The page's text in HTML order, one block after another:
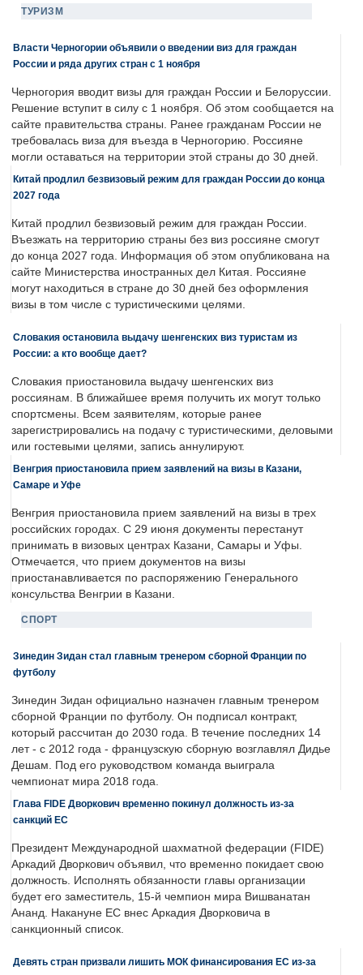
ТУРИЗМ
Власти Черногории объявили о введении виз для граждан
России и ряда других стран с 1 ноября
Черногория вводит визы для граждан России и Белоруссии.
Решение вступит в силу с 1 ноября. Об этом сообщается на
сайте правительства страны. Ранее гражданам России не
требовалась виза для въезда в Черногорию. Россияне
могли оставаться на территории этой страны до 30 дней.
Китай продлил безвизовый режим для граждан России до конца
2027 года
Китай продлил безвизовый режим для граждан России.
Въезжать на территорию страны без виз россияне смогут
до конца 2027 года. Информация об этом опубликована на
сайте Министерства иностранных дел Китая. Россияне
могут находиться в стране до 30 дней без оформления
визы в том числе с туристическими целями.
Словакия остановила выдачу шенгенских виз туристам из
России: а кто вообще дает?
Словакия приостановила выдачу шенгенских виз
россиянам. В ближайшее время получить их могут только
спортсмены. Всем заявителям, которые ранее
зарегистрировались на подачу с туристическими, деловыми
или гостевыми целями, запись аннулируют.
Венгрия приостановила прием заявлений на визы в Казани,
Самаре и Уфе
Венгрия приостановила прием заявлений на визы в трех
российских городах. С 29 июня документы перестанут
принимать в визовых центрах Казани, Самары и Уфы.
Отмечается, что прием документов на визы
приостанавливается по распоряжению Генерального
консульства Венгрии в Казани.
СПОРТ
Зинедин Зидан стал главным тренером сборной Франции по
футболу
Зинедин Зидан официально назначен главным тренером
сборной Франции по футболу. Он подписал контракт,
который рассчитан до 2030 года. В течение последних 14
лет - с 2012 года - французскую сборную возглавлял Дидье
Дешам. Под его руководством команда выиграла
чемпионат мира 2018 года.
Глава FIDE Дворкович временно покинул должность из-за
санкций ЕС
Президент Международной шахматной федерации (FIDE)
Аркадий Дворкович объявил, что временно покидает свою
должность. Исполнять обязанности главы организации
будет его заместитель, 15-й чемпион мира Вишванатан
Ананд. Накануне ЕС внес Аркадия Дворковича в
санкционный список.
Девять стран призвали лишить МОК финансирования ЕС из-за